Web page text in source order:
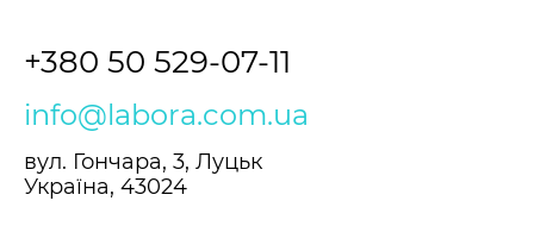
+380 50 529-07-11
info@labora.com.ua
вул. Гончара, 3, Луцьк
Україна, 43024